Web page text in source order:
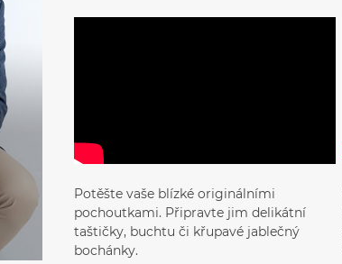
Potěšte vaše blízké originálními
pochoutkami. Připravte jim delikátní
taštičky, buchtu či křupavé jablečný
bochánky.